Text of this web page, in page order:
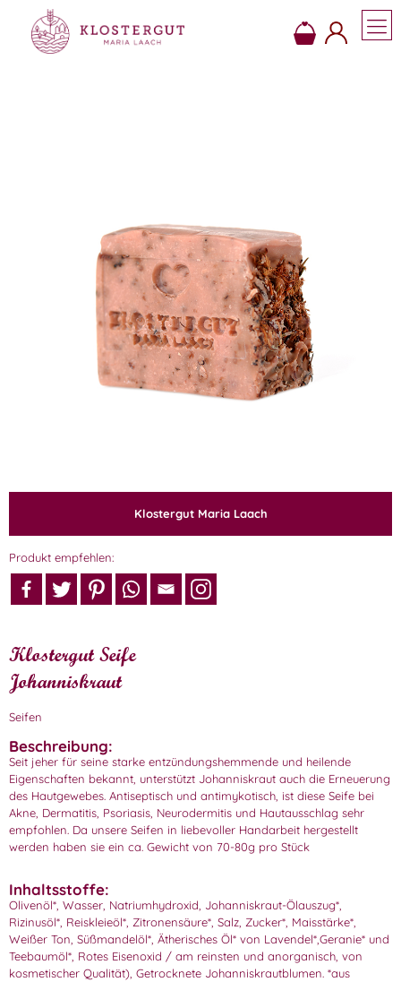
Klostergut Maria Laach
Produkt empfehlen:
Klostergut Seife
Johanniskraut
Seifen
Beschreibung:
Seit jeher für seine starke entzündungshemmende und heilende
Eigenschaften bekannt, unterstützt Johanniskraut auch die Erneuerung
des Hautgewebes. Antiseptisch und antimykotisch, ist diese Seife bei
Akne, Dermatitis, Psoriasis, Neurodermitis und Hautausschlag sehr
empfohlen. Da unsere Seifen in liebevoller Handarbeit hergestellt
werden haben sie ein ca. Gewicht von 70-80g pro Stück
Inhaltsstoffe:
Olivenöl*, Wasser, Natriumhydroxid, Johanniskraut-Ölauszug*,
Rizinusöl*, Reiskleieöl*, Zitronensäure*, Salz, Zucker*, Maisstärke*,
Weißer Ton, Süßmandelöl*, Ätherisches Öl* von Lavendel*,Geranie* und
Teebaumöl*, Rotes Eisenoxid / am reinsten und anorganisch, von
kosmetischer Qualität), Getrocknete Johanniskrautblumen. *aus